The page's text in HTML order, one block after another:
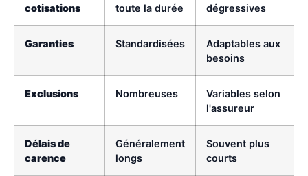
cotisations
toute la durée
dégressives
Garanties Standardisées
Adaptables aux
besoins
Exclusions Nombreuses
Variables selon
l'assureur
Délais de
carence
Généralement
longs
Souvent plus
courts